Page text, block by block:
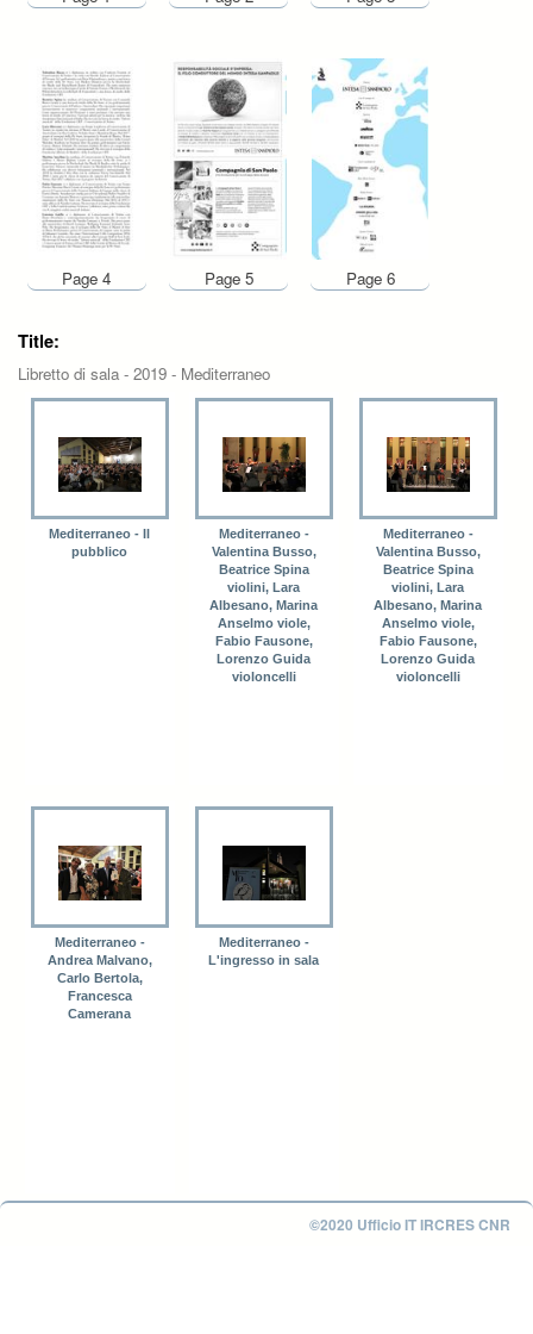
Page 4 Page 5 Page 6
Title:
Libretto di sala - 2019 - Mediterraneo
Mediterraneo - Il
pubblico
Mediterraneo -
Valentina Busso,
Beatrice Spina
violini, Lara
Albesano, Marina
Anselmo viole,
Fabio Fausone,
Lorenzo Guida
violoncelli
Mediterraneo -
Valentina Busso,
Beatrice Spina
violini, Lara
Albesano, Marina
Anselmo viole,
Fabio Fausone,
Lorenzo Guida
violoncelli
Mediterraneo -
Andrea Malvano,
Carlo Bertola,
Francesca
Camerana
Mediterraneo -
L'ingresso in sala
©2020 Ufficio IT IRCRES CNR